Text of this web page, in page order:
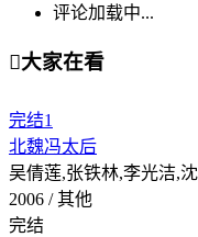
评论加载中...
大家在看
完结1
北魏冯太后
吴倩莲,张铁林,李光洁,
2006 / 其他
完结